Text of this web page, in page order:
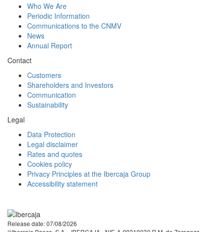
Who We Are
Periodic Information
Communications to the CNMV
News
Annual Report
Contact
Customers
Shareholders and Investors
Communication
Sustainability
Legal
Data Protection
Legal disclaimer
Rates and quotes
Cookies policy
Privacy Principles at the Ibercaja Group
Accessibility statement
Release date: 07/08/2026